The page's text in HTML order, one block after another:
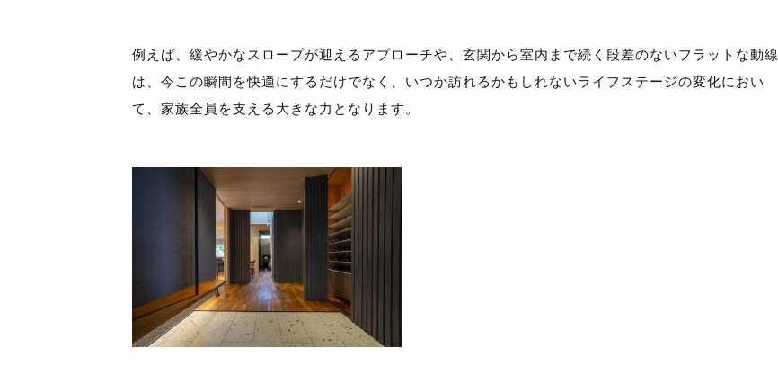
例えば、緩やかなスロープが迎えるアプローチや、玄関から室内まで続く段差のないフラットな動線
は、今この瞬間を快適にするだけでなく、いつか訪れるかもしれないライフステージの変化におい
て、家族全員を支える大きな力となります。